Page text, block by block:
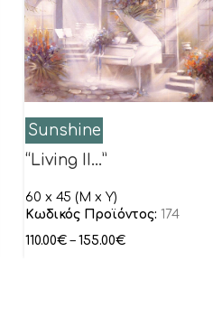
Sunshine
“Living II…”
60 x 45 (M x Y)
Κωδικός Προϊόντος: 174
110.00€ – 155.00€